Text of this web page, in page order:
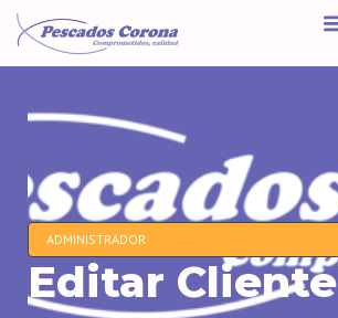
ADMINISTRADOR
Editar Cliente